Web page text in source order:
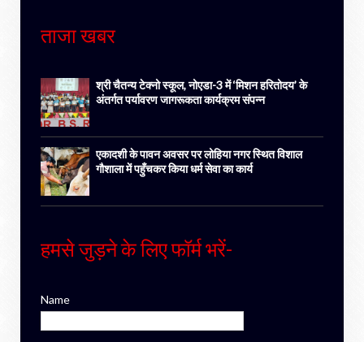
ताजा खबर
श्री चैतन्य टेक्नो स्कूल, नोएडा-3 में ‘मिशन हरितोदय’ के
अंतर्गत पर्यावरण जागरूकता कार्यक्रम संपन्न
एकादशी के पावन अवसर पर लोहिया नगर स्थित विशाल
गौशाला में पहुँचकर किया धर्म सेवा का कार्य
हमसे जुड़ने के लिए फॉर्म भरें-
Name